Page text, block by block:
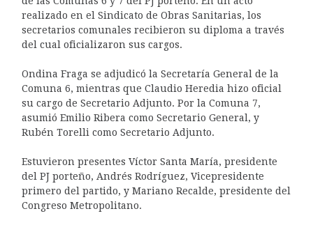
realizado en el Sindicato de Obras Sanitarias, los
secretarios comunales recibieron su diploma a través
del cual oficializaron sus cargos.
Ondina Fraga se adjudicó la Secretaría General de la
Comuna 6, mientras que Claudio Heredia hizo oficial
su cargo de Secretario Adjunto. Por la Comuna 7,
asumió Emilio Ribera como Secretario General, y
Rubén Torelli como Secretario Adjunto.
Estuvieron presentes Víctor Santa María, presidente
del PJ porteño, Andrés Rodríguez, Vicepresidente
primero del partido, y Mariano Recalde, presidente del
Congreso Metropolitano.